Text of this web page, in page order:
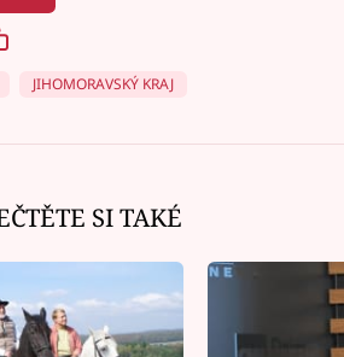
JIHOMORAVSKÝ KRAJ
SI TAKÉ